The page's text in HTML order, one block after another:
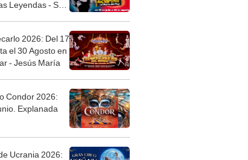
Leyendas - San
2026: Del 17
el 30 Agosto en
- Jesús María
Condor 2026:
Explanada
Ucrania 2026: